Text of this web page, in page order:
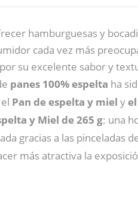
hamburguesas y
cada vez más
su excelente sabor y
panes 100% espelta ha
Pan de espelta y miel y
y Miel de 265 g: una
gracias a las
más atractiva la